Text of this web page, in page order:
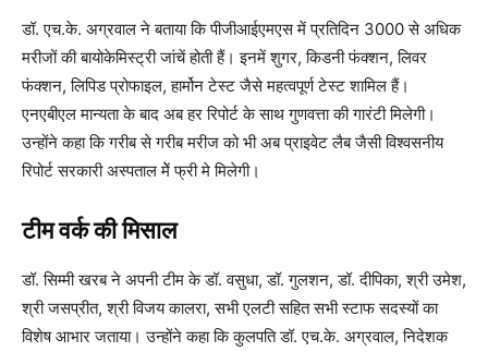
डॉ. एच.के. अग्रवाल ने बताया कि पीजीआईएमएस में प्रतिदिन 3000 से अधिक
मरीजों की बायोकेमिस्ट्री जांचें होती हैं। इनमें शुगर, किडनी फंक्शन, लिवर
फंक्शन, लिपिड प्रोफाइल, हार्मोन टेस्ट जैसे महत्वपूर्ण टेस्ट शामिल हैं।
एनएबीएल मान्यता के बाद अब हर रिपोर्ट के साथ गुणवत्ता की गारंटी मिलेगी।
उन्होंने कहा कि गरीब से गरीब मरीज को भी अब प्राइवेट लैब जैसी विश्वसनीय
रिपोर्ट सरकारी अस्पताल मेें फ्री मे मिलेगी।
टीम वर्क की मिसाल
डॉ. सिम्मी खरब ने अपनी टीम के डॉ. वसुधा, डॉ. गुलशन, डॉ. दीपिका, श्री उमेश,
श्री जसप्रीत, श्री विजय कालरा, सभी एलटी सहित सभी स्टाफ सदस्यों का
विशेष आभार जताया। उन्होंने कहा कि कुलपति डॉ. एच.के. अग्रवाल, निदेशक